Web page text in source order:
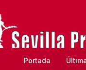
Portada